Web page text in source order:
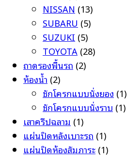
NISSAN (13)
SUBARU (5)
SUZUKI (5)
TOYOTA (28)
ถาดรองพื้นรถ (2)
ห้องน้ำ (2)
ชักโครกแบบนั่งยอง (1)
ชักโครกแบบนั่งราบ (1)
เสาครีปฉลาม (1)
แผ่นปิดหลังเบาะรถ (1)
แผ่นปิดห้องสัมภาระ (1)